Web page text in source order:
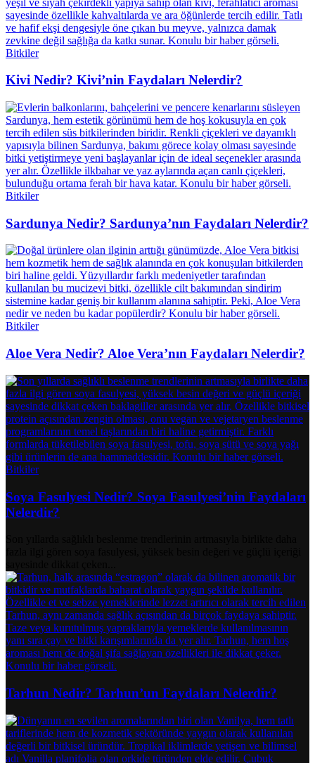
Bitkiler
Kivi Nedir? Kivi’nin Faydaları Nelerdir?
Bitkiler
Sardunya Nedir? Sardunya’nın Faydaları Nelerdir?
Bitkiler
Aloe Vera Nedir? Aloe Vera’nın Faydaları Nelerdir?
Bitkiler
Soya Fasulyesi Nedir? Soya Fasulyesi’nin Faydaları
Nelerdir?
Tarhun Nedir? Tarhun’un Faydaları Nelerdir?